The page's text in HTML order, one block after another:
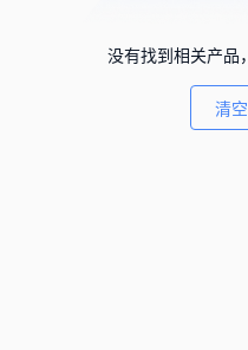
没有找到相关产品
清